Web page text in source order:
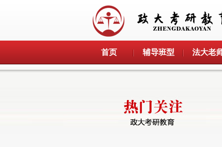
首页 辅导班型 法大老